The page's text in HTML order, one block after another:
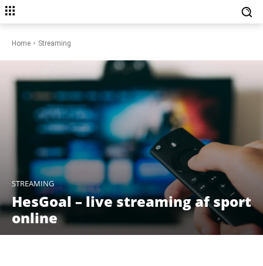
Home Streaming
STREAMING
HesGoal – live streaming af sport
online